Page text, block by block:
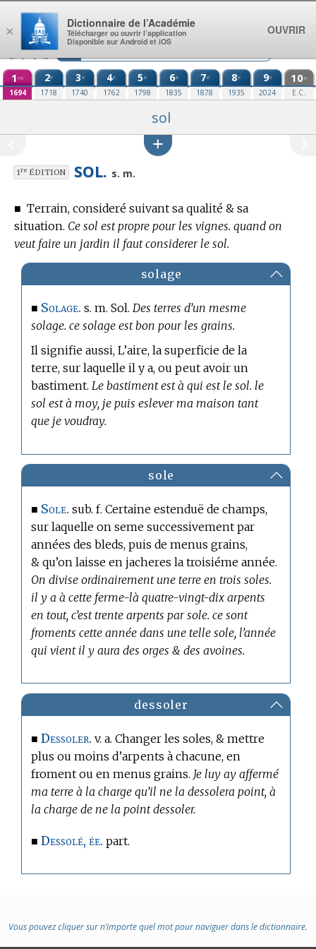
Aller au contenu
1 re
1694
2e
1718
3e
1740
4e
1762
5e
1798
6e
1835
7e
1878
8e
1935
9e
2024
10e
E.C.
sol
1reÉDITION SOL. s. m.
■ Terrain, consideré suivant sa qualité & sa
situation. Ce sol est propre pour les vignes. quand on
veut faire un jardin il faut considerer le sol.
solage
■ Solage. s. m. Sol. Des terres d’un mesme
solage. ce solage est bon pour les grains.
Il signifie aussi, L’aire, la superficie de la
terre, sur laquelle il y a, ou peut avoir un
bastiment.Le bastiment est à qui est le sol. le
sol est à moy, je puis eslever ma maison tant
que je voudray.
sole
■ Sole. sub. f. Certaine estenduë de champs,
sur laquelle on seme successivement par
années des bleds, puis de menus grains,
& qu’on laisse en jacheres la troisiéme année.
On divise ordinairement une terre en trois soles.
il y a à cette ferme-là quatre-vingt-dix arpents
en tout, c’est trente arpents par sole. ce sont
froments cette année dans une telle sole, l’année
qui vient il y aura des orges & des avoines.
dessoler
■Dessoler. v. a. Changer les soles, & mettre
plus ou moins d’arpents à chacune, en
froment ou en menus grains. Je luy ay affermé
ma terre à la charge qu’il ne la dessolera point, à
la charge de ne la point dessoler.
■Dessolé, ée. part.
Vous pouvez cliquer sur n’importe quel mot pour naviguer dans le dictionnaire.
×
Dictionnaire de l’Académie
Télécharger ou ouvrir l’application
Disponible sur Android et iOS
OUVRIR